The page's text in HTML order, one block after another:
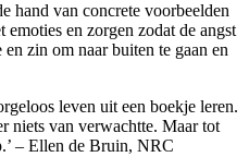
hand van concrete voorbeelden
en zorgen zodat de angst
zin om naar buiten te gaan en
leven uit een boekje leren.
niets van verwachtte. Maar tot
– Ellen de Bruin, NRC